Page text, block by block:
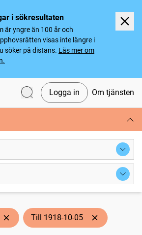
i sökresultaten
är yngre än 100 år och
visas inte längre i
söker på distans. Läs mer om
Logga in Om tjänsten
Till 1918-10-05